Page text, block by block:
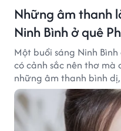
Những âm thanh
Ninh Bình ở quê
Một buổi sáng Ninh
có cảnh sắc nên thơ
những âm thanh bình